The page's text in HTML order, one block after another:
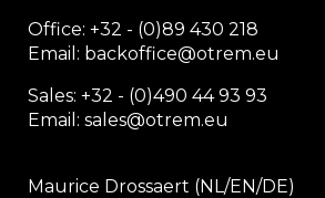
Office: +32 - (0)89 430 218
Email: backoffice@otrem.eu
Sales: +32 - (0)490 44 93 93
Email: sales@otrem.eu
Maurice Drossaert (NL/EN/DE)